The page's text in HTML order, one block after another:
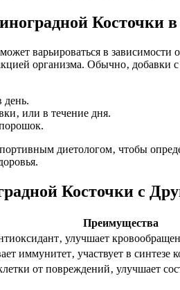
Косточки
варьироваться в
организма. Обычно‚
день.
или в течение дня.
диетологом‚ чтобы
Косточки с
Преимущества
улучшает
иммунитет‚ участвует в синтезе
от повреждений‚ улучшает